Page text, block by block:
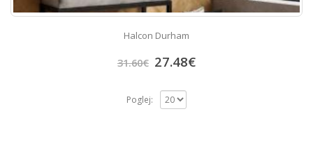
Halcon Durham
31.60€ 27.48€
Poglej: